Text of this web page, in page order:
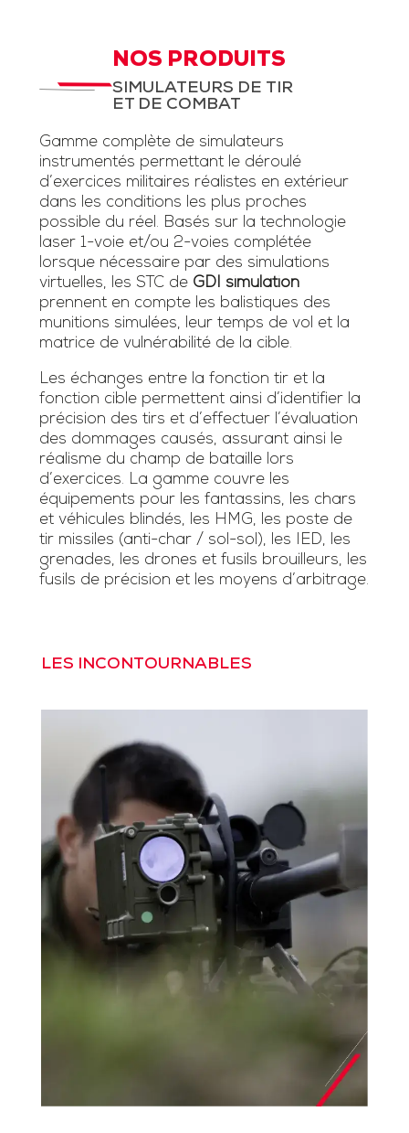
NOS PRODUITS
SIMULATEURS DE TIR
ET DE COMBAT
Gamme complète de simulateurs
instrumentés permettant le déroulé
d’exercices militaires réalistes en extérieur
dans les conditions les plus proches
possible du réel. Basés sur la technologie
laser 1-voie et/ou 2-voies complétée
lorsque nécessaire par des simulations
virtuelles, les STC de GDI simulation
prennent en compte les balistiques des
munitions simulées, leur temps de vol et la
matrice de vulnérabilité de la cible.
Les échanges entre la fonction tir et la
fonction cible permettent ainsi d’identifier la
précision des tirs et d’effectuer l’évaluation
des dommages causés, assurant ainsi le
réalisme du champ de bataille lors
d’exercices. La gamme couvre les
équipements pour les fantassins, les chars
et véhicules blindés, les HMG, les poste de
tir missiles (anti-char / sol-sol), les IED, les
grenades, les drones et fusils brouilleurs, les
fusils de précision et les moyens d’arbitrage.
LES INCONTOURNABLES